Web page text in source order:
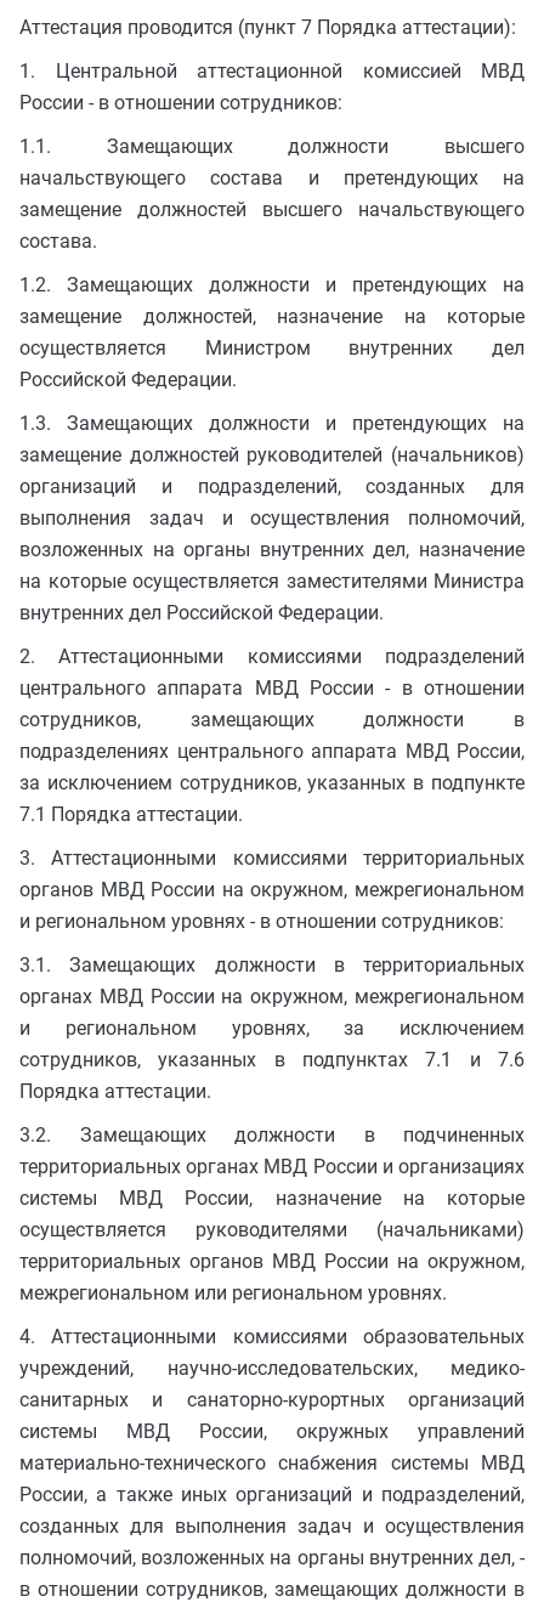
Аттестация проводится (пункт 7 Порядка аттестации):
1. Центральной аттестационной комиссией МВД
России - в отношении сотрудников:
1.1. Замещающих должности высшего
начальствующего состава и претендующих на
замещение должностей высшего начальствующего
состава.
1.2. Замещающих должности и претендующих на
замещение должностей, назначение на которые
осуществляется Министром внутренних дел
Российской Федерации.
1.3. Замещающих должности и претендующих на
замещение должностей руководителей (начальников)
организаций и подразделений, созданных для
выполнения задач и осуществления полномочий,
возложенных на органы внутренних дел, назначение
на которые осуществляется заместителями Министра
внутренних дел Российской Федерации.
2. Аттестационными комиссиями подразделений
центрального аппарата МВД России - в отношении
сотрудников, замещающих должности в
подразделениях центрального аппарата МВД России,
за исключением сотрудников, указанных в подпункте
7.1 Порядка аттестации.
3. Аттестационными комиссиями территориальных
органов МВД России на окружном, межрегиональном
и региональном уровнях - в отношении сотрудников:
3.1. Замещающих должности в территориальных
органах МВД России на окружном, межрегиональном
и региональном уровнях, за исключением
сотрудников, указанных в подпунктах 7.1 и 7.6
Порядка аттестации.
3.2. Замещающих должности в подчиненных
территориальных органах МВД России и организациях
системы МВД России, назначение на которые
осуществляется руководителями (начальниками)
территориальных органов МВД России на окружном,
межрегиональном или региональном уровнях.
4. Аттестационными комиссиями образовательных
учреждений, научно-исследовательских, медико-
санитарных и санаторно-курортных организаций
системы МВД России, окружных управлений
материально-технического снабжения системы МВД
России, а также иных организаций и подразделений,
созданных для выполнения задач и осуществления
полномочий, возложенных на органы внутренних дел, -
в отношении сотрудников, замещающих должности в